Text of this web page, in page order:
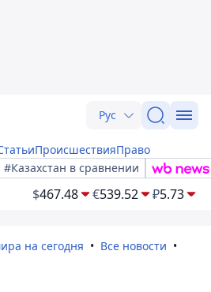
Рус
ПроисшествияПраво
#Казахстан в сравнении
$467.48 €539.52 ₽5.73
на сегодня
Все новости